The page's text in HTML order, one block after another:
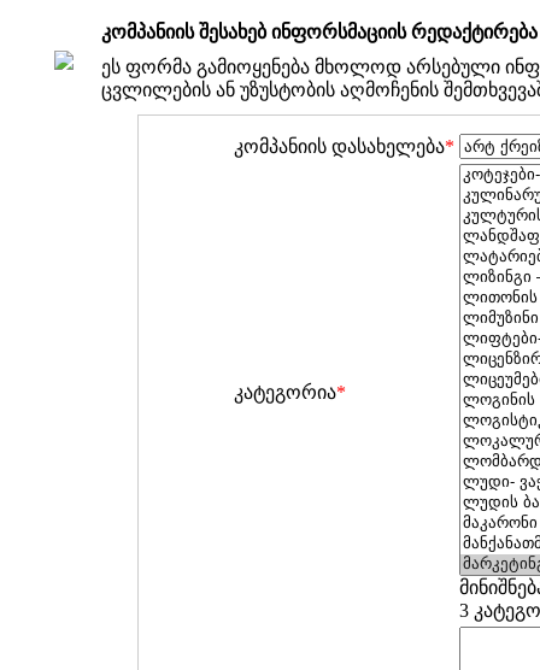
კომპანიის შესახებ ინფორსმაციის რედაქტირება
ეს ფორმა გამიოყენება მხოლოდ არსებული
ცვლილების ან უზუსტობის აღმოჩენის
კომპანიის დასახელება*
კატეგორია*
3